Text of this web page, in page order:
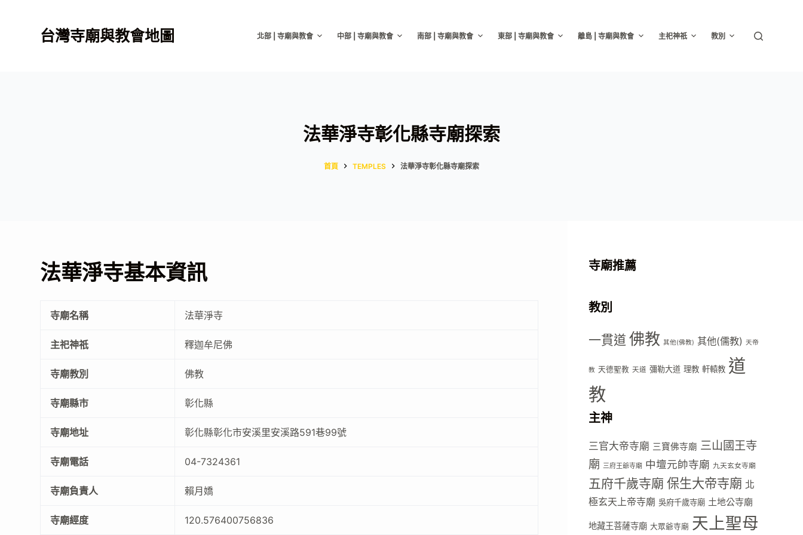
台灣寺廟與教會地圖 北部 | 寺廟與教會 中部 | 寺廟與教會 南部 | 寺廟與教會 東部 | 寺廟與教會 離島 | 寺廟與教會 主祀神祇 教別
法華淨寺彰化縣寺廟探索
首頁 TEMPLES 法華淨寺彰化縣寺廟探索
法華淨寺基本資訊
寺廟名稱 法華淨寺
主祀神祇 釋迦牟尼佛
寺廟教別 佛教
寺廟縣市 彰化縣
寺廟地址 彰化縣彰化市安溪里安溪路591巷99號
寺廟電話 04-7324361
寺廟負責人 賴月嬌
寺廟經度 120.576400756836
寺廟推薦
教別
一貫道 佛教 其他(佛教) 其他(儒教) 天帝
教 天德聖教 天道 彌勒大道 理教 軒轅教 道
教
主神
三官大帝寺廟 三寶佛寺廟 三山國王寺
廟 三府王爺寺廟 中壇元帥寺廟 九天玄女寺廟
五府千歲寺廟 保生大帝寺廟 北
極玄天上帝寺廟 吳府千歲寺廟 土地公寺廟
地藏王菩薩寺廟 大眾爺寺廟 天上聖母